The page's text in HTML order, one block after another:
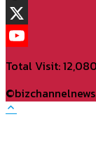
TikTok
X
Total Visit:
©bizchannelnews